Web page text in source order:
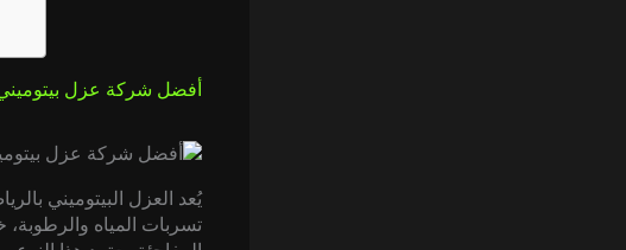
أفضل شركة عزل بيتوميني
يُعد العزل البيتوميني
تسربات المياه